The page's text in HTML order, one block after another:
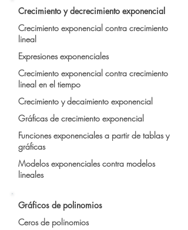
Crecimiento y decrecimiento exponencial
Crecimiento exponencial contra crecimiento
lineal
Expresiones exponenciales
Crecimiento exponencial contra crecimiento
lineal en el tiempo
Crecimiento y decaimiento exponencial
Gráficas de crecimiento exponencial
Funciones exponenciales a partir de tablas y
gráficas
Modelos exponenciales contra modelos
lineales
Gráficos de polinomios
Ceros de polinomios